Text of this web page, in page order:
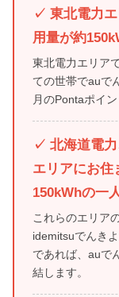
✓ 東北電力
用量が約
東北電力エリア
ての世帯でauで
月のPontaポイ
✓ 北海道電力
エリアにお住
150kWhの一
これらのエリア
idemitsuでんき
であれば、auで
結します。